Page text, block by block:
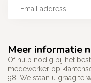
Meer informatie
Of hulp nodig bij het
medewerker op
98. We staan u graag te